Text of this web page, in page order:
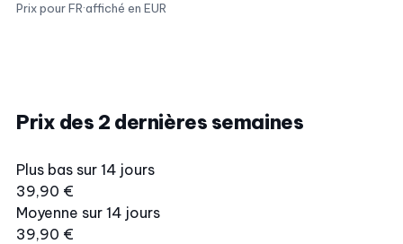
Prix pour FR·affiché en EUR
Prix des 2 dernières semaines
Plus bas sur 14 jours
39,90 €
Moyenne sur 14 jours
39,90 €